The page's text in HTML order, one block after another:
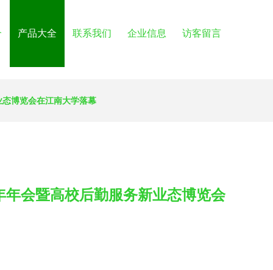
产品大全 联系我们 企业信息 访客留言
博览会在江南大学落幕
会暨高校后勤服务新业态博览会